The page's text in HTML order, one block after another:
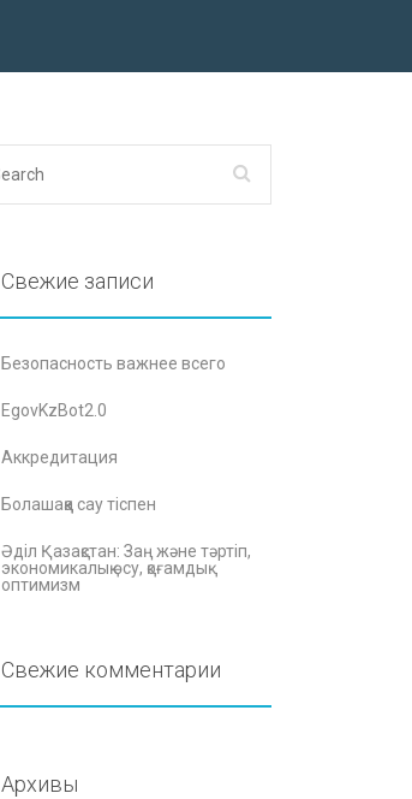
Свежие записи
Безопасность важнее всего
EgovKzBot2.0
Аккредитация
Болашаққа сау тіспен
Әділ Қазақстан: Заң және тәртіп,
экономикалық өсу, қоғамдық
оптимизм
Свежие комментарии
Архивы